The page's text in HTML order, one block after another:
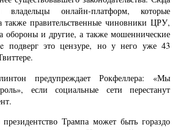
онлайн-платформ, которые
также правительственные чиновники ЦРУ,
и другие, а также мошеннические
подверг это цензуре, но у него уже 43
предупреждает Рокфеллера: «Мы
если социальные сети перестанут
Трампа может быть гораздо